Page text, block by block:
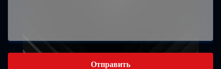
Отправить